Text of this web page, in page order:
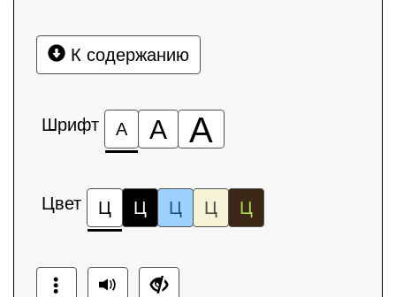
К содержанию
Шрифт А А А
Цвет Ц Ц Ц Ц Ц